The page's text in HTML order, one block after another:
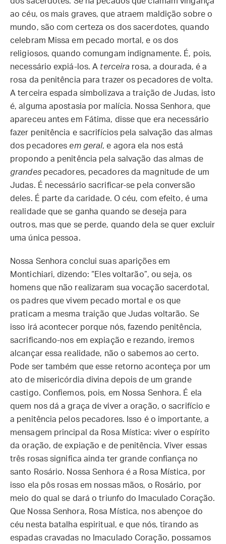
ao céu, os mais graves, que atraem maldição sobre o
mundo, são com certeza os dos sacerdotes, quando
celebram Missa em pecado mortal, e os dos
religiosos, quando comungam indignamente. É, pois,
necessário expiá-los. A terceira rosa, a dourada, é a
rosa da penitência para trazer os pecadores de volta.
A terceira espada simbolizava a traição de Judas, isto
é, alguma apostasia por malícia. Nossa Senhora, que
apareceu antes em Fátima, disse que era necessário
fazer penitência e sacrifícios pela salvação das almas
dos pecadores em geral, e agora ela nos está
propondo a penitência pela salvação das almas de
grandespecadores, pecadores da magnitude de um
Judas. É necessário sacrificar-se pela conversão
deles. É parte da caridade. O céu, com efeito, é uma
realidade que se ganha quando se deseja para
outros, mas que se perde, quando dela se quer excluir
uma única pessoa.
Nossa Senhora conclui suas aparições em
Montichiari, dizendo: “Eles voltarão”, ou seja, os
homens que não realizaram sua vocação sacerdotal,
os padres que vivem pecado mortal e os que
praticam a mesma traição que Judas voltarão. Se
isso irá acontecer porque nós, fazendo penitência,
sacrificando-nos em expiação e rezando, iremos
alcançar essa realidade, não o sabemos ao certo.
Pode ser também que esse retorno aconteça por um
ato de misericórdia divina depois de um grande
castigo. Confiemos, pois, em Nossa Senhora. É ela
quem nos dá a graça de viver a oração, o sacrifício e
a penitência pelos pecadores. Isso é o importante, a
mensagem principal da Rosa Mística: viver o espírito
da oração, de expiação e de penitência. Viver essas
três rosas significa ainda ter grande confiança no
santo Rosário. Nossa Senhora é a Rosa Mística, por
isso ela pôs rosas em nossas mãos, o Rosário, por
meio do qual se dará o triunfo do Imaculado Coração.
Que Nossa Senhora, Rosa Mística, nos abençoe do
céu nesta batalha espiritual, e que nós, tirando as
espadas cravadas no Imaculado Coração, possamos